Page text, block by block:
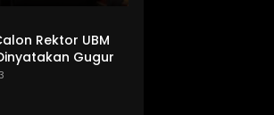
Rektor UBM
Gugur